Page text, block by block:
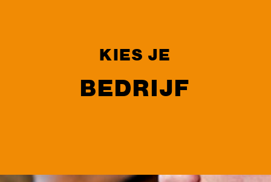
KIES JE
BEDRIJF